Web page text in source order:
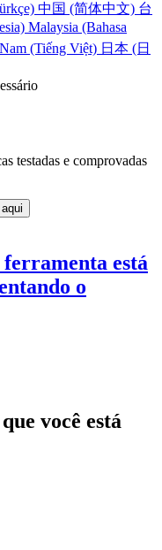
中国 (简体中文) 台
Malaysia (Bahasa
(Tiếng Việt) 日本 (日
testadas e comprovadas
ferramenta está
o
você está